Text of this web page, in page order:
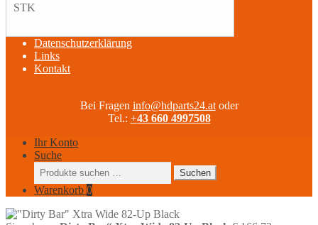
STK
Datenschutzerklärung
Links
Kontakt
Bei Fragen info@hdparts24.atoder
Tel.: +43 660 4997508
Ihr Konto
Suche
Suchen
nach:
Suchen
Warenkorb 0